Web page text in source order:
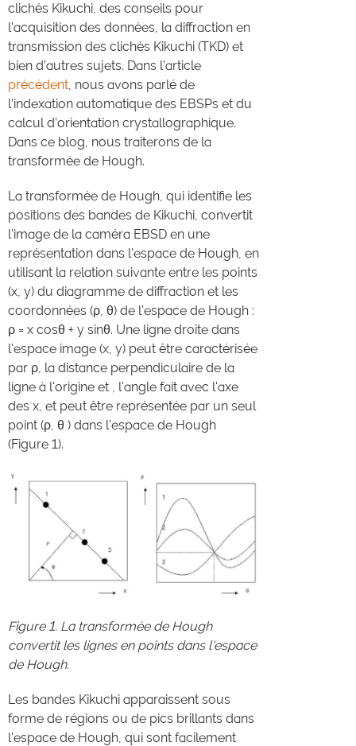
clichés Kikuchi, des conseils pour
l’acquisition des données, la diffraction en
transmission des clichés Kikuchi (TKD) et
bien d’autres sujets. Dans l’article
précédent, nous avons parlé de
l’indexation automatique des EBSPs et du
calcul d’orientation crystallographique.
Dans ce blog, nous traiterons de la
transformée de Hough.
La transformée de Hough, qui identifie les
positions des bandes de Kikuchi, convertit
l'image de la caméra EBSD en une
représentation dans l'espace de Hough, en
utilisant la relation suivante entre les points
(x, y) du diagramme de diffraction et les
coordonnées (ρ, θ) de l'espace de Hough :
ρ = x cosθ + y sinθ. Une ligne droite dans
l'espace image (x, y) peut être caractérisée
par ρ, la distance perpendiculaire de la
ligne à l'origine et , l'angle fait avec l'axe
des x, et peut être représentée par un seul
point (ρ, θ ) dans l'espace de Hough
(Figure 1).
Figure 1. La transformée de Hough
convertit les lignes en points dans l'espace
de Hough.
Les bandes Kikuchi apparaissent sous
forme de régions ou de pics brillants dans
l'espace de Hough, qui sont facilement